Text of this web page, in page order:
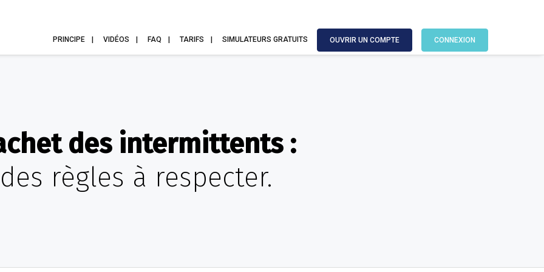
PRINCIPE VIDÉOS FAQ TARIFS SIMULATEURS GRATUITS OUVRIR UN COMPTE CONNEXION
des intermittents :
des règles à respecter.